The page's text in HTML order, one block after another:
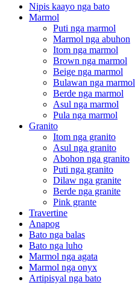
Nipis kaayo nga bato
Marmol
Puti nga marmol
Marmol nga abuhon
Itom nga marmol
Brown nga marmol
Beige nga marmol
Bulawan nga marmol
Berde nga marmol
Asul nga marmol
Pula nga marmol
Granito
Itom nga granito
Asul nga granito
Abohon nga granito
Puti nga granito
Dilaw nga granite
Berde nga granite
Pink grante
Travertine
Anapog
Bato nga balas
Bato nga luho
Marmol nga agata
Marmol nga onyx
Artipisyal nga bato